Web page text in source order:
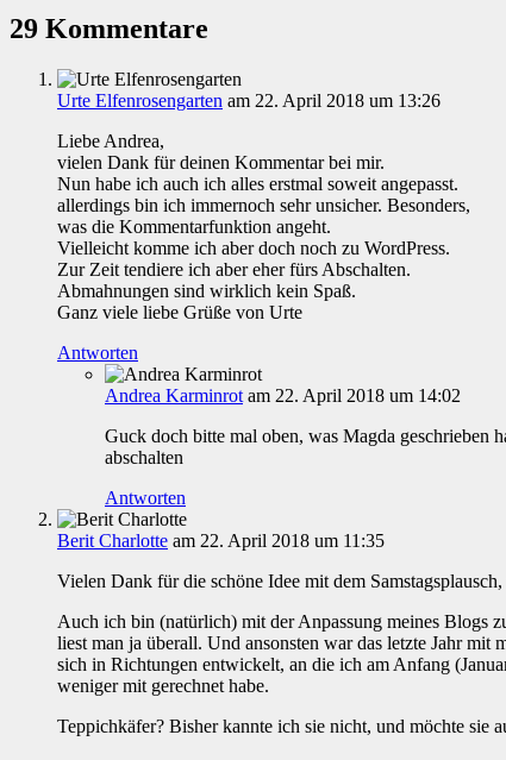
29 Kommentare
Urte Elfenrosengarten am 22. April 2018 um 13:26
Liebe Andrea,
vielen Dank für deinen Kommentar bei mir.
Nun habe ich auch ich alles erstmal soweit angepasst.
allerdings bin ich immernoch sehr unsicher. Besonders,
was die Kommentarfunktion angeht.
Vielleicht komme ich aber doch noch zu WordPress.
Zur Zeit tendiere ich aber eher fürs Abschalten.
Abmahnungen sind wirklich kein Spaß.
Ganz viele liebe Grüße von Urte
Antworten
Andrea Karminrot am 22. April 2018 um 14:02
Guck doch bitte mal oben, was Magda geschrieben
abschalten
Antworten
Berit Charlotte am 22. April 2018 um 11:35
Vielen Dank für die schöne Idee mit dem
Auch ich bin (natürlich) mit der Anpassung meines Blogs
liest man ja überall. Und ansonsten war das letzte Jahr mit
sich in Richtungen entwickelt, an die ich am Anfang
weniger mit gerechnet habe.
Teppichkäfer? Bisher kannte ich sie nicht, und möchte sie